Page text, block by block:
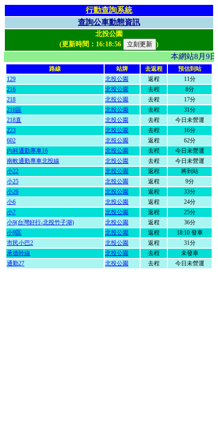
行動查詢系統
查詢公車動態資訊
北投公園
(更新時間： 16:18:56 )
本網站8月9
路線 站牌 去返程
預估到站
129
北投公園 返程
11分
216
北投公園 去程
8分
218
北投公園 去程
17分
218區
北投公園 去程
31分
218直
北投公園 去程
今日未營運
223
北投公園 去程
16分
602
北投公園 返程
62分
內科通勤專車16
北投公園 去程
今日未營運
南軟通勤專車北投線
北投公園 去程
今日未營運
小22
北投公園 返程
將到站
小25
北投公園 返程
9分
小26
北投公園 返程
33分
小6
北投公園 返程
24分
小7
北投公園 返程
25分
小9(台灣好行-北投竹子湖)
北投公園 返程
36分
小9區
北投公園 返程
18:10 發車
市民小巴2
北投公園 返程
31分
承德幹線
北投公園 去程
未發車
通勤27
北投公園 去程 今日未營運